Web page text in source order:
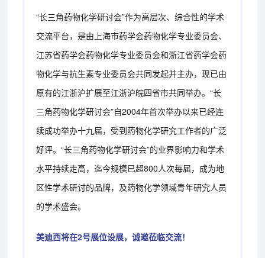
“长三角药物化学研讨会”作为高层次、综合性的学术
交流平台，是由上海市药学会药物化学专业委员会、
江苏省药学会药物化学专业委员会和浙江省药学会药
物化学与抗生素专业委员会共同发起并主办，现已由
原有的江浙沪扩展至江浙沪皖四省市共同举办。“长
三角药物化学研讨会”自2004年首次举办以来已经连
续成功举办十九届，受到药物化学研究工作者的广泛
好评。“长三角药物化学研讨会”的业界影响力和学术
水平持续走高，迄今规模已超800人次每届，成为地
区性学术研讨的品牌，及药物化学领域青年研究人员
的学术盛会。
美迪西将在2号展位设展，诚邀莅临交流！